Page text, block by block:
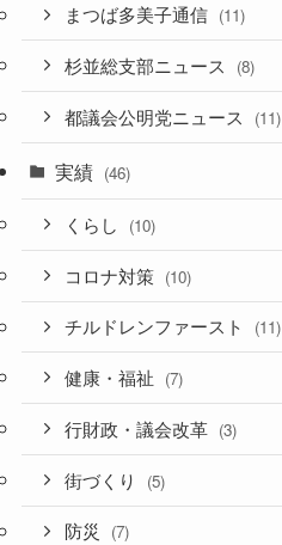
まつば多美子通信 (11)
杉並総支部ニュース (8)
都議会公明党ニュース (11)
実績 (46)
くらし (10)
コロナ対策 (10)
チルドレンファースト (11)
健康・福祉 (7)
行財政・議会改革 (3)
街づくり (5)
防災 (7)